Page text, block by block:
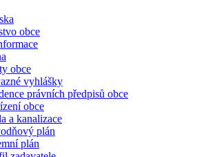
obce
obce
vyhlášky
právních předpisů obce
obce
a kanalizace
plán
plán